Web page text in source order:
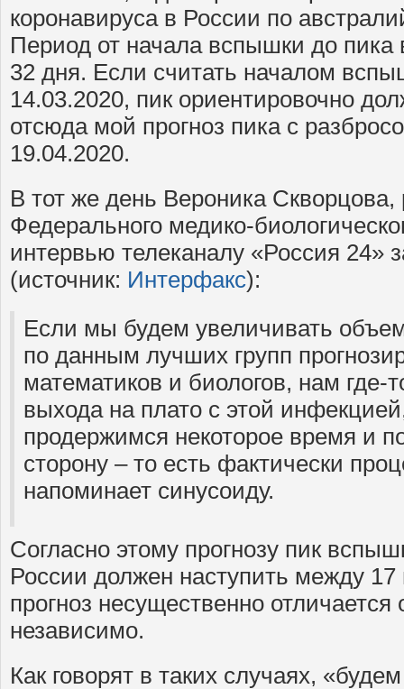
коронавируса в России по
Период от начала вспышки до пика
32 дня. Если считать началом
14.03.2020, пик ориентировочно
отсюда мой прогноз пика с
19.04.2020.
В тот же день Вероника Скворцова,
Федерального медико-
интервью телеканалу «Россия 24»
(источник: Интерфакс):
Если мы будем увеличивать
по данным лучших групп
математиков и биологов, нам где-
выхода на плато с этой
продержимся некоторое время и
сторону – то есть фактически
напоминает синусоиду.
Согласно этому прогнозу пик
России должен наступить между 17
прогноз несущественно отличается
независимо.
Как говорят в таких случаях,